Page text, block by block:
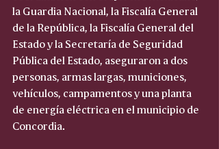
la Guardia Nacional, la Fiscalía General
de la República, la Fiscalía General del
Estado y la Secretaría de Seguridad
Pública del Estado, aseguraron a dos
personas, armas largas, municiones,
vehículos, campamentos y una planta
de energía eléctrica en el municipio de
Concordia.